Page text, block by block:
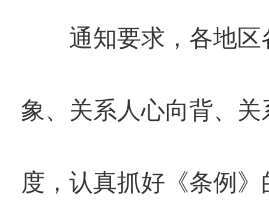
通知要求，各地区
象、关系人心向背、
度，认真抓好《条例